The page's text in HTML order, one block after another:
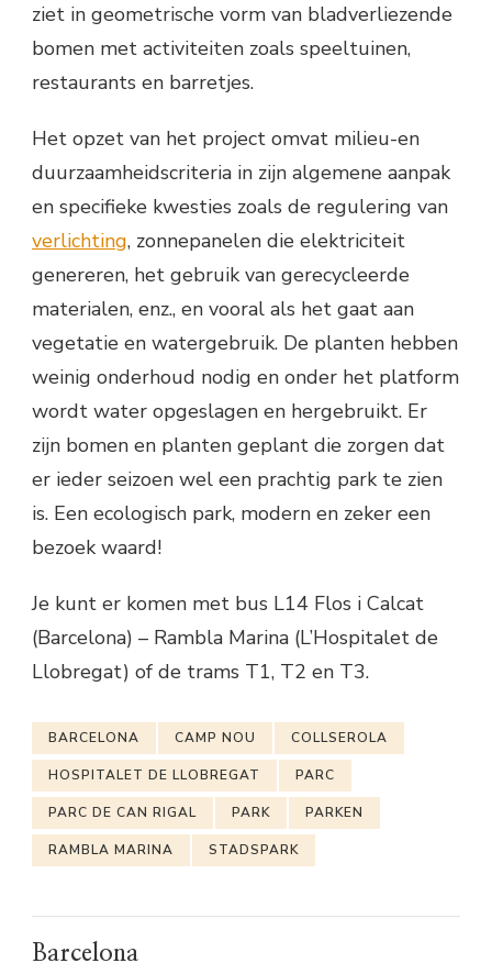
ziet in geometrische vorm van bladverliezende
bomen met activiteiten zoals speeltuinen,
restaurants en barretjes.
Het opzet van het project omvat milieu-en
duurzaamheidscriteria in zijn algemene aanpak
en specifieke kwesties zoals de regulering van
verlichting, zonnepanelen die elektriciteit
genereren, het gebruik van gerecycleerde
materialen, enz., en vooral als het gaat aan
vegetatie en watergebruik. De planten hebben
weinig onderhoud nodig en onder het platform
wordt water opgeslagen en hergebruikt. Er
zijn bomen en planten geplant die zorgen dat
er ieder seizoen wel een prachtig park te zien
is. Een ecologisch park, modern en zeker een
bezoek waard!
Je kunt er komen met bus L14 Flos i Calcat
(Barcelona) – Rambla Marina (L’Hospitalet de
Llobregat) of de trams T1, T2 en T3.
BARCELONA CAMP NOU COLLSEROLA
HOSPITALET DE LLOBREGAT PARC
PARC DE CAN RIGAL PARK PARKEN
RAMBLA MARINA STADSPARK
Barcelona